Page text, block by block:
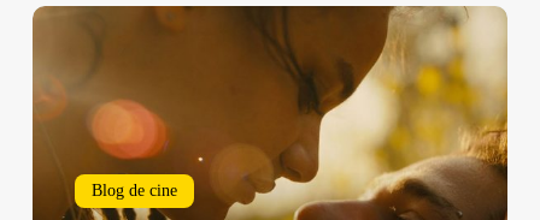
American
Arnold,
Blog de cine